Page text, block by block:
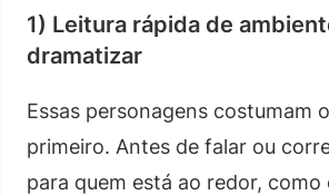
1) Leitura rápida de
dramatizar
Essas personagens costumam
primeiro. Antes de falar ou
para quem está ao redor, como